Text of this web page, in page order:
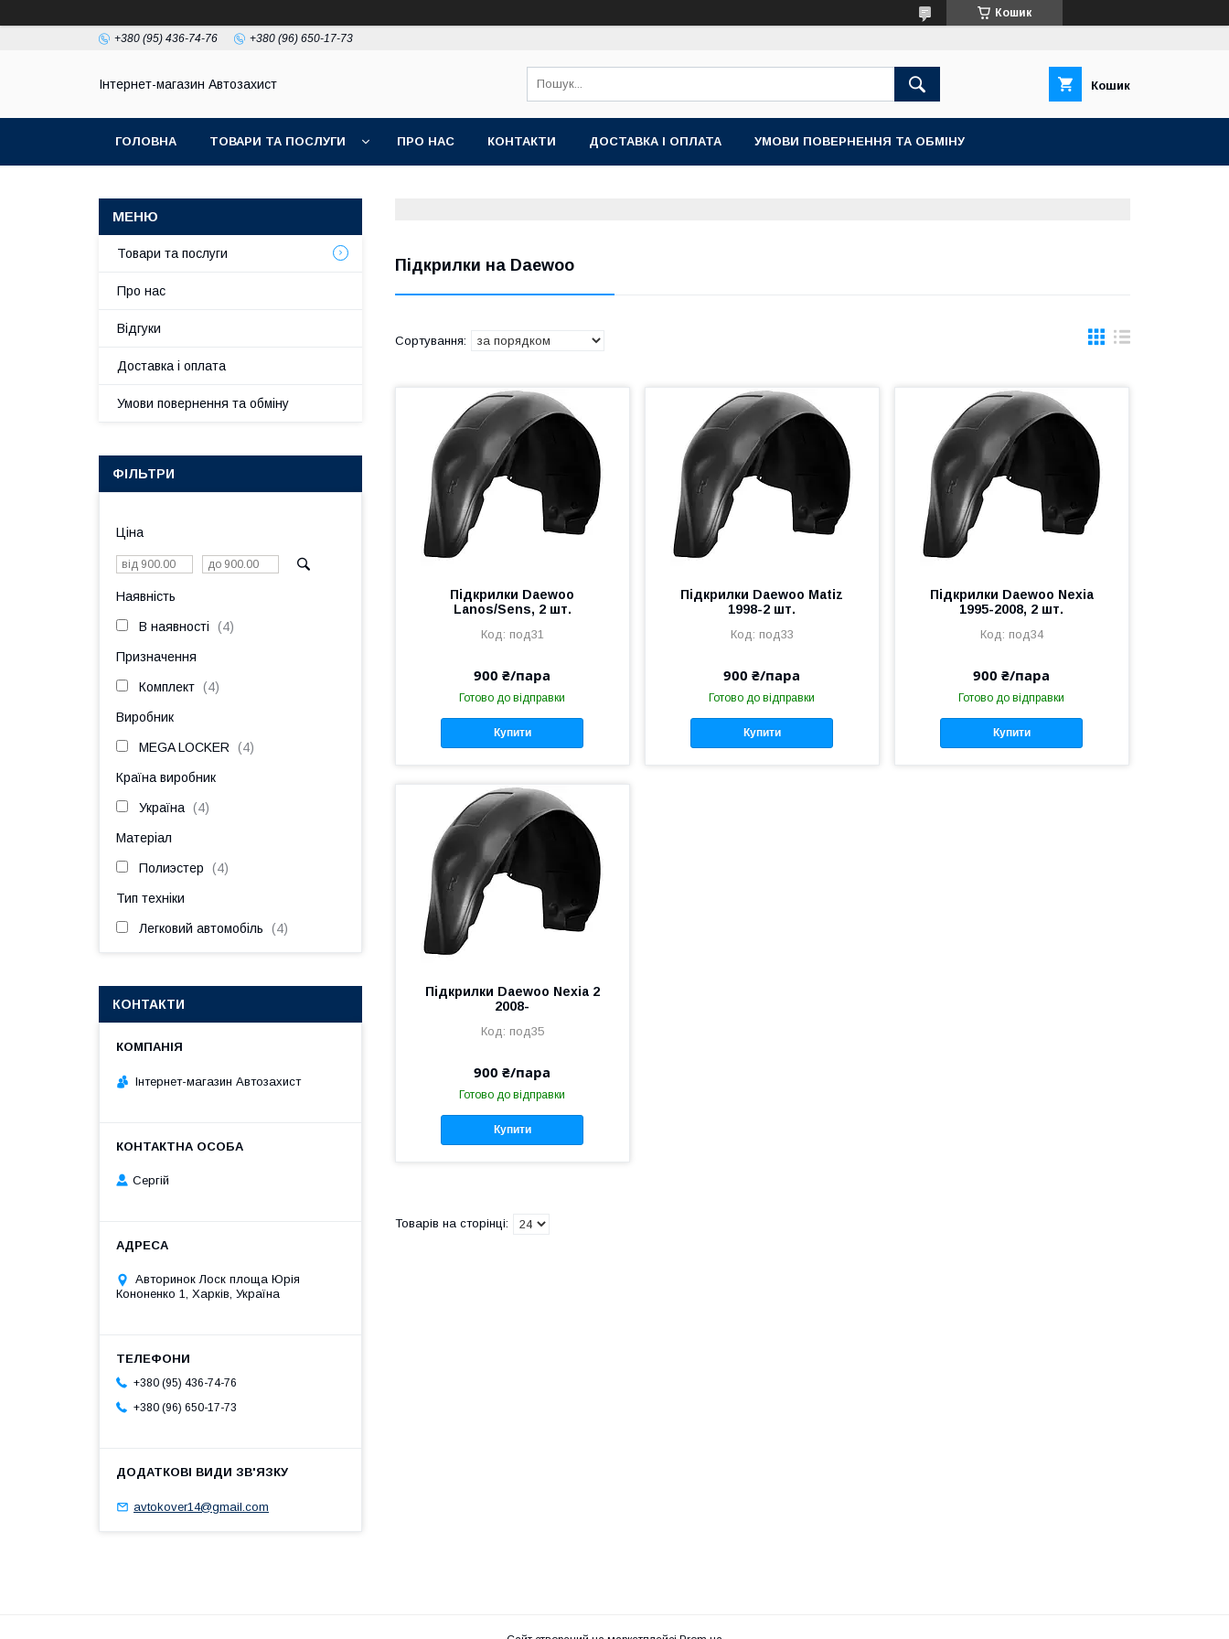
Кошик
+380 (95) 436-74-76 +380 (96) 650-17-73
Інтернет-магазин Автозахист Кошик
ГОЛОВНА ТОВАРИ ТА ПОСЛУГИ ПРО НАС КОНТАКТИ ДОСТАВКА І ОПЛАТА УМОВИ ПОВЕРНЕННЯ ТА ОБМІНУ
Підкрилки на Daewoo
Підкрилки Daewoo
Lanos/Sens, 2 шт.
под31
900 ₴/пара
Готово до відправки
Купити
Підкрилки Daewoo Matiz
1998-2 шт.
под33
900 ₴/пара
Готово до відправки
Купити
Підкрилки Daewoo Nexia
1995-2008, 2 шт.
под34
900 ₴/пара
Готово до відправки
Купити
Підкрилки Daewoo Nexia 2
2008-
под35
900 ₴/пара
Готово до відправки
Купити
Товари та послуги
Про нас
Відгуки
Доставка і оплата
Умови повернення та обміну
ФІЛЬТРИ
Ціна
Наявність
В наявності 4
Призначення
Комплект 4
Виробник
MEGA LOCKER 4
Країна виробник
Україна 4
Матеріал
Полиэстер 4
Тип техніки
Легковий автомобіль 4
КОНТАКТИ
Інтернет-магазин Автозахист
Сергій
Авторинок Лоск площа Юрія
Кононенко 1, Харків, Україна
+380 (95) 436-74-76
+380 (96) 650-17-73
avtokover14@gmail.com